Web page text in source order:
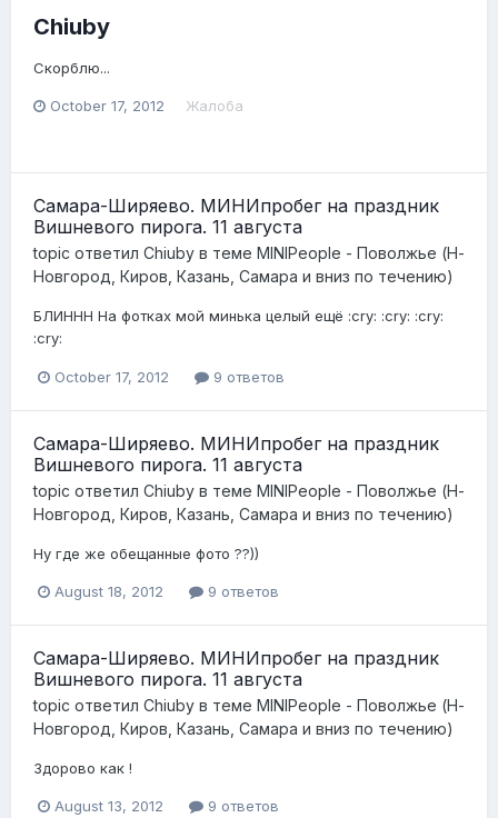
Chiuby
Скорблю...
October 17, 2012 Жалоба
Самара-Ширяево. МИНИпробег на праздник
Вишневого пирога. 11 августа
topic ответил Chiuby в теме MINIPeople - Поволжье (Н-
Новгород, Киров, Казань, Самара и вниз по течению)
БЛИННН На фотках мой минька целый ещё :cry: :cry: :cry:
:cry:
October 17, 2012 9 ответов
Самара-Ширяево. МИНИпробег на праздник
Вишневого пирога. 11 августа
topic ответил Chiuby в теме MINIPeople - Поволжье (Н-
Новгород, Киров, Казань, Самара и вниз по течению)
Ну где же обещанные фото ??))
August 18, 2012 9 ответов
Самара-Ширяево. МИНИпробег на праздник
Вишневого пирога. 11 августа
topic ответил Chiuby в теме MINIPeople - Поволжье (Н-
Новгород, Киров, Казань, Самара и вниз по течению)
Здорово как !
August 13, 2012 9 ответов